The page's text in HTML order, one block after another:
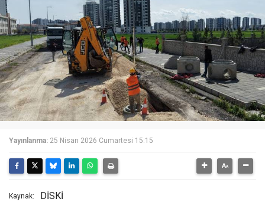
Yayınlanma: 25 Nisan 2026 Cumartesi 15:15
Kaynak: DİSKİ